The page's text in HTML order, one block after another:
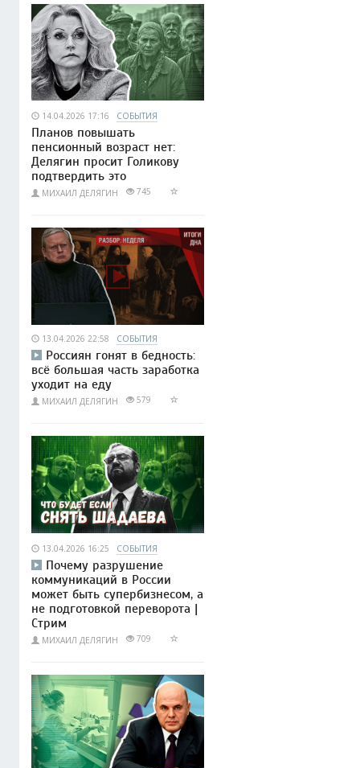
14.04.2026 17:16 СОБЫТИЯ
Планов повышать
пенсионный возраст нет:
Делягин просит Голикову
подтвердить это
МИХАИЛ ДЕЛЯГИН 745
13.04.2026 22:58 СОБЫТИЯ
Россиян гонят в бедность:
всё большая часть заработка
уходит на еду
МИХАИЛ ДЕЛЯГИН 579
13.04.2026 16:25 СОБЫТИЯ
Почему разрушение
коммуникаций в России
может быть супербизнесом, а
не подготовкой переворота |
Стрим
МИХАИЛ ДЕЛЯГИН 709